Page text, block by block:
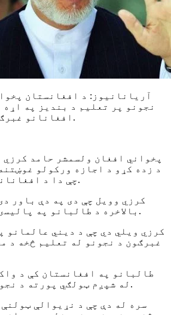
آریانانیوز: د افغانستان
نجونو پر تعلیم د بندیز په اړه
افغانانو غبرګون هیله بښونکی دی.
پخواني افغان ولسمشر حامد کرزي
د زده کړو د اجازه ورکولو
چې دا د افغانانو ښکاره غوښتنه ده.
کرزي وویل چې دی په دې باور
بالاخره د طالبانو په پالیسۍ کې د بدلون لامل شي.
کرزي ویلي دي چې د دیني عالمانو
غبرګون د نجونو له تعلیم څخه د
طالبانو په افغانستان کې د
له شپږم ټولګي پورته د نجونو ښوونځي تړلي دي.
سره له دې چې د نړیوالې